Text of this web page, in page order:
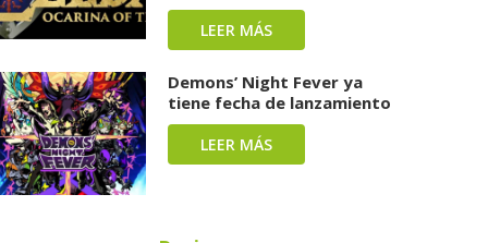
LEER MÁS
Demons’ Night Fever ya
tiene fecha de lanzamiento
LEER MÁS